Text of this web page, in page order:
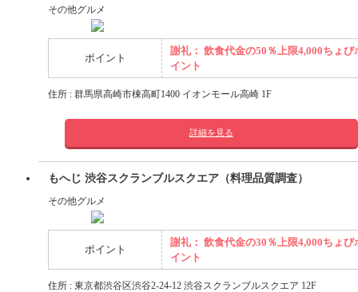
その他グルメ
ポイント
謝礼： 飲食代金の50％上限4,000ちょび
イント
住所 : 群馬県高崎市棟高町1400 イオンモール高崎 1F
詳細を見る
もへじ 渋谷スクランブルスクエア（料理品質調査）
その他グルメ
ポイント
謝礼： 飲食代金の30％上限4,000ちょび
イント
住所 : 東京都渋谷区渋谷2-24-12 渋谷スクランブルスクエア 12F